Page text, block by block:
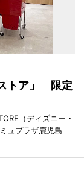
トア」 限定
（ディズニー・
ュプラザ鹿児島